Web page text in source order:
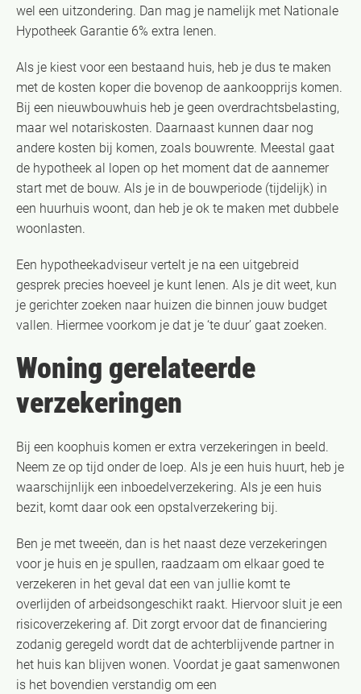
wel een uitzondering. Dan mag je namelijk met Nationale
Hypotheek Garantie 6% extra lenen.
Als je kiest voor een bestaand huis, heb je dus te maken
met de kosten koper die bovenop de aankoopprijs komen.
Bij een nieuwbouwhuis heb je geen overdrachtsbelasting,
maar wel notariskosten. Daarnaast kunnen daar nog
andere kosten bij komen, zoals bouwrente. Meestal gaat
de hypotheek al lopen op het moment dat de aannemer
start met de bouw. Als je in de bouwperiode (tijdelijk) in
een huurhuis woont, dan heb je ok te maken met dubbele
woonlasten.
Een hypotheekadviseur vertelt je na een uitgebreid
gesprek precies hoeveel je kunt lenen. Als je dit weet, kun
je gerichter zoeken naar huizen die binnen jouw budget
vallen. Hiermee voorkom je dat je ‘te duur’ gaat zoeken.
Woning gerelateerde
verzekeringen
Bij een koophuis komen er extra verzekeringen in beeld.
Neem ze op tijd onder de loep. Als je een huis huurt, heb je
waarschijnlijk een inboedelverzekering. Als je een huis
bezit, komt daar ook een opstalverzekering bij.
Ben je met tweeën, dan is het naast deze verzekeringen
voor je huis en je spullen, raadzaam om elkaar goed te
verzekeren in het geval dat een van jullie komt te
overlijden of arbeidsongeschikt raakt. Hiervoor sluit je een
risicoverzekering af. Dit zorgt ervoor dat de financiering
zodanig geregeld wordt dat de achterblijvende partner in
het huis kan blijven wonen. Voordat je gaat samenwonen
is het bovendien verstandig om een